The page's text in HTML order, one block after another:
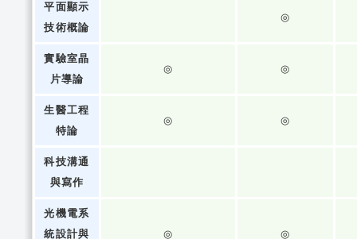
平面顯示
技術概論
◎
實驗室晶
片導論
◎ ◎
生醫工程
特論
◎ ◎
科技溝通
與寫作
光機電系
統設計與
◎ ◎